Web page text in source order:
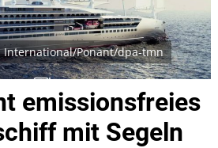
International/Ponant/dpa-tmn
emissionsfreies
mit Segeln